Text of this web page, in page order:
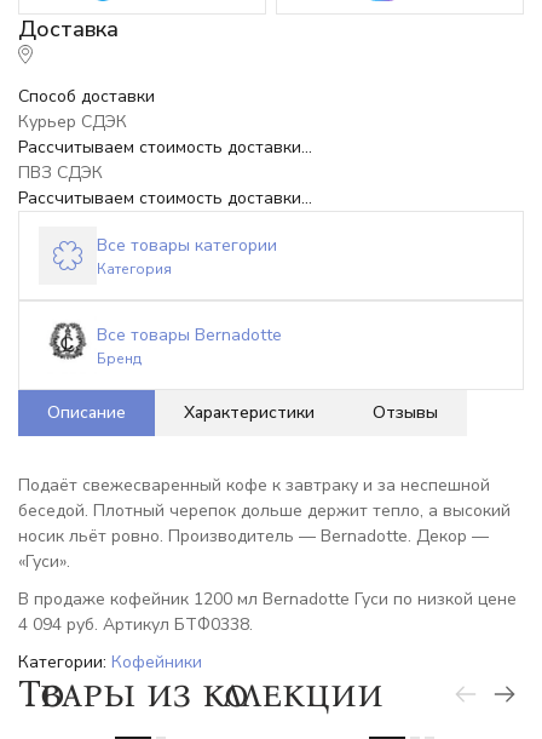
Способ доставки
Курьер СДЭК
Рассчитываем стоимость доставки...
ПВЗ СДЭК
Рассчитываем стоимость доставки...
Все товары категории
Категория
Все товары Bernadotte
Бренд
Описание Характеристики Отзывы
Подаёт свежесваренный кофе к завтраку и за неспешной
беседой. Плотный черепок дольше держит тепло, а высокий
носик льёт ровно. Производитель — Bernadotte. Декор —
«Гуси».
В продаже кофейник 1200 мл Bernadotte Гуси по низкой цене
4 094 руб. Артикул БТФ0338.
Категории: Кофейники
Товары из коллекции